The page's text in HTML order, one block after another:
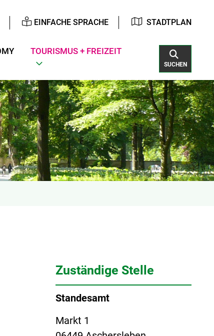
EINFACHE SPRACHE STADTPLAN
TOURISMUS + FREIZEIT
SUCHEN
Zuständige Stelle
Standesamt
Markt 1